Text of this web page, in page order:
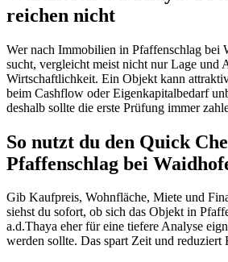
reichen nicht
Wer nach Immobilien in Pfaffenschlag bei
sucht, vergleicht meist nicht nur Lage und
Wirtschaftlichkeit. Ein Objekt kann
beim Cashflow oder Eigenkapitalbedarf
deshalb sollte die erste Prüfung immer
So nutzt du den Quick
Pfaffenschlag bei
Gib Kaufpreis, Wohnfläche, Miete und
siehst du sofort, ob sich das Objekt in
a.d.Thaya eher für eine tiefere Analyse
werden sollte. Das spart Zeit und reduziert